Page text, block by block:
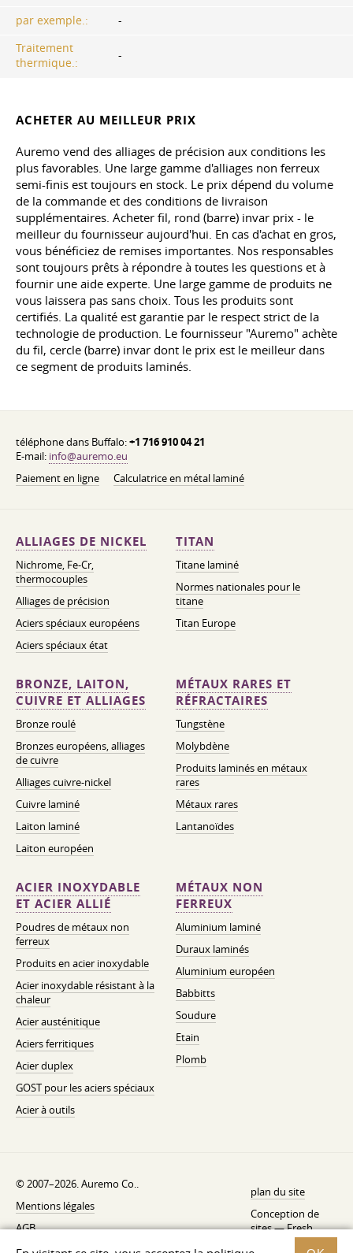
par exemple.:
-
Traitement
thermique.:
-
ACHETER AU MEILLEUR PRIX
Auremo vend des alliages de précision aux conditions les
plus favorables. Une large gamme d'alliages non ferreux
semi-finis est toujours en stock. Le prix dépend du volume
de la commande et des conditions de livraison
supplémentaires. Acheter fil, rond (barre) invar prix - le
meilleur du fournisseur aujourd'hui. En cas d'achat en gros,
vous bénéficiez de remises importantes. Nos responsables
sont toujours prêts à répondre à toutes les questions et à
fournir une aide experte. Une large gamme de produits ne
vous laissera pas sans choix. Tous les produits sont
certifiés. La qualité est garantie par le respect strict de la
technologie de production. Le fournisseur "Auremo" achète
du fil, cercle (barre) invar dont le prix est le meilleur dans
ce segment de produits laminés.
téléphone dans Buffalo:+1 716 910 04 21
E-mail: info@auremo.eu
Paiement en ligne
Calculatrice en métal laminé
ALLIAGES DE NICKEL
Nichrome, Fe-Cr,
thermocouples
Alliages de précision
Aciers spéciaux européens
Aciers spéciaux état
TITAN
Titane laminé
Normes nationales pour le
titane
Titan Europe
BRONZE, LAITON,
CUIVRE ET ALLIAGES
Bronze roulé
Bronzes européens, alliages
de cuivre
Alliages cuivre-nickel
Cuivre laminé
Laiton laminé
Laiton européen
MÉTAUX RARES ET
RÉFRACTAIRES
Tungstène
Molybdène
Produits laminés en métaux
rares
Métaux rares
Lantanoïdes
ACIER INOXYDABLE
ET ACIER ALLIÉ
Poudres de métaux non
ferreux
Produits en acier inoxydable
Acier inoxydable résistant à la
chaleur
Acier austénitique
Aciers ferritiques
Acier duplex
GOST pour les aciers spéciaux
Acier à outils
MÉTAUX NON
FERREUX
Aluminium laminé
Duraux laminés
Aluminium européen
Babbitts
Soudure
Etain
Plomb
© 2007–2026. Auremo Co..
Mentions légales
AGB
Politique de rétractation
plan du site
Conception de
sites —Fresh